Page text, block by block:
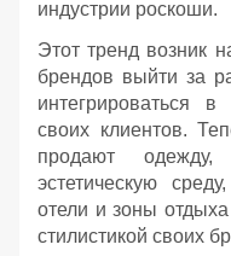
индустрии роскоши.
Этот тренд возник
брендов выйти за
интегрироваться
своих клиентов.
продают
эстетическую
отели и зоны
стилистикой своих